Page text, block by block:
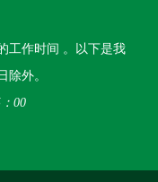
工作时间 。以下是我
除外。
00